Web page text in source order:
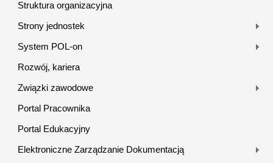
Struktura organizacyjna
Strony jednostek
System POL-on
Rozwój, kariera
Związki zawodowe
Portal Pracownika
Portal Edukacyjny
Elektroniczne Zarządzanie Dokumentacją